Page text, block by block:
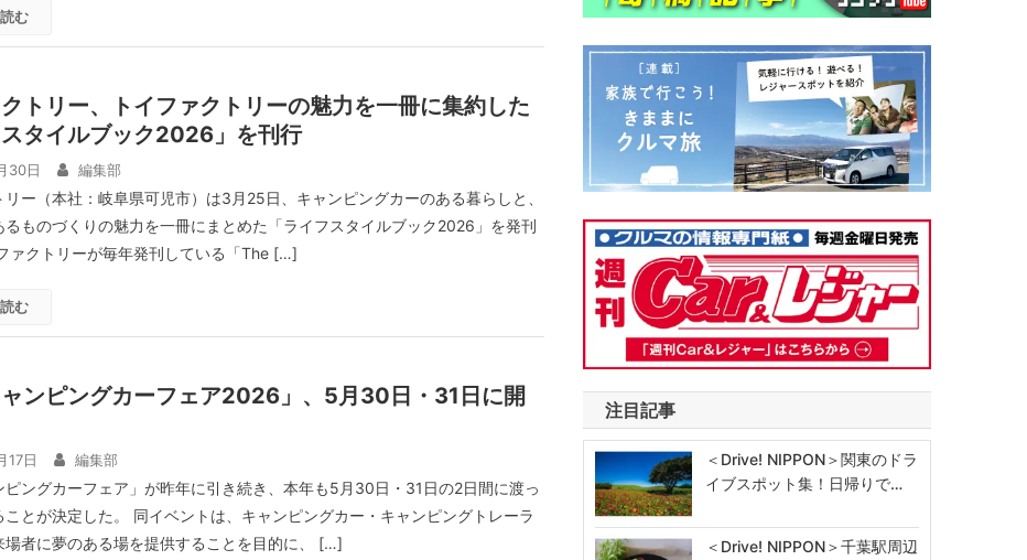
む
クトリー、トイファクトリーの魅力を一冊に集約した
スタイルブック2026」を刊行
30日 編集部
リー（本社：岐阜県可児市）は3月25日、キャンピングカーのある暮らしと、
るものづくりの魅力を一冊にまとめた「ライフスタイルブック2026」を発刊
ァクトリーが毎年発刊している「The […]
む
ャンピングカーフェア2026」、5月30日・31日に開
17日 編集部
ピングカーフェア」が昨年に引き続き、本年も5月30日・31日の2日間に渡っ
ことが決定した。 同イベントは、キャンピングカー・キャンピングトレーラ
場者に夢のある場を提供することを目的に、 […]
注目記事
＜Drive! NIPPON＞関東のドラ
イブスポット集！日帰りで…
＜Drive! NIPPON＞千葉駅周辺